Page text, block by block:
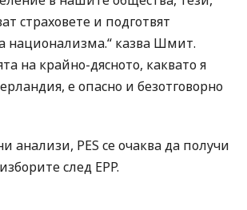
страховете и подготвят
национализма.“ казва Шмит.
на крайно-дясното, каквато я
е опасно и безотговорно
анализи, PES се очаква да получи
след ЕPP.